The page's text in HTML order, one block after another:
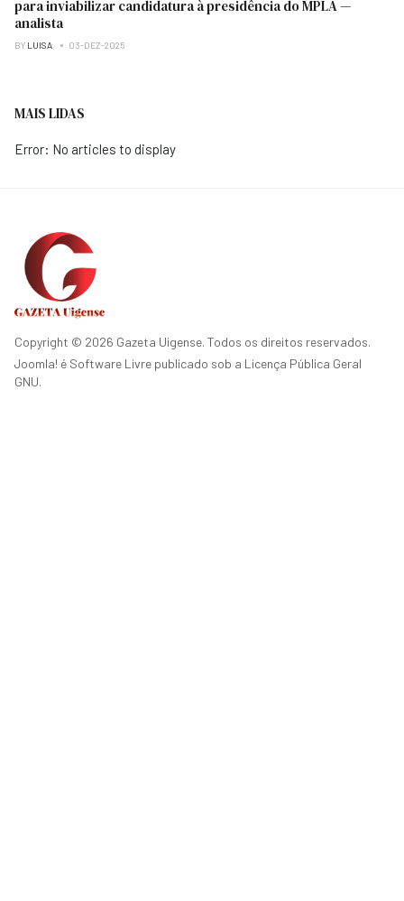
para inviabilizar candidatura à presidência do MPLA —
analista
BY LUISA 03-DEZ-2025
MAIS LIDAS
Error: No articles to display
Copyright © 2026 Gazeta Uigense. Todos os direitos reservados.
Joomla! é Software Livre publicado sob a Licença Pública Geral
GNU.